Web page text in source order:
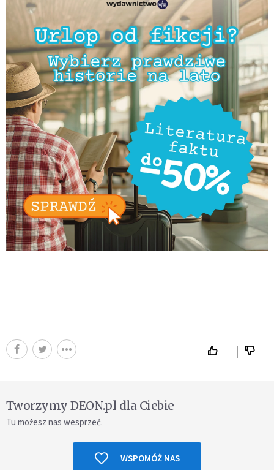
Tworzymy DEON.pl dla Ciebie
Tu możesz nas wesprzeć.
WSPOMÓŻ NAS